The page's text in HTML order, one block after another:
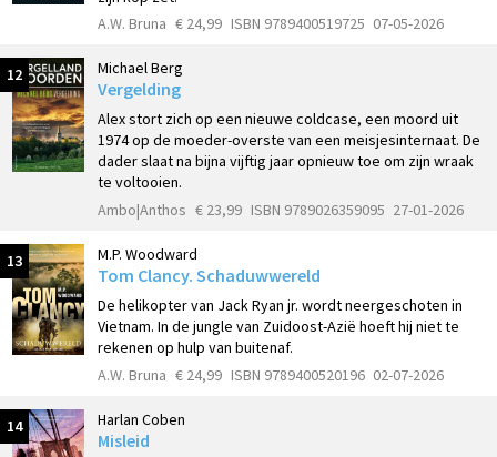
A.W. Bruna € 24,99 ISBN 9789400519725 07-05-2026
12 Michael Berg
Vergelding
Alex stort zich op een nieuwe coldcase, een moord uit
1974 op de moeder-overste van een meisjesinternaat. De
dader slaat na bijna vijftig jaar opnieuw toe om zijn wraak
te voltooien.
Ambo|Anthos € 23,99 ISBN 9789026359095 27-01-2026
13 M.P. Woodward
Tom Clancy. Schaduwwereld
De helikopter van Jack Ryan jr. wordt neergeschoten in
Vietnam. In de jungle van Zuidoost-Azië hoeft hij niet te
rekenen op hulp van buitenaf.
A.W. Bruna € 24,99 ISBN 9789400520196 02-07-2026
14 Harlan Coben
Misleid